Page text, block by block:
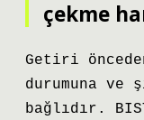
çekme
Getiri
durumuna ve
bağlıdır.